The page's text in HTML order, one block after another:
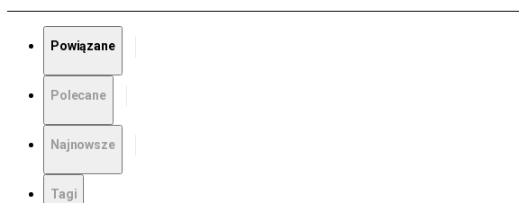
Powiązane
Polecane
Najnowsze
Tagi